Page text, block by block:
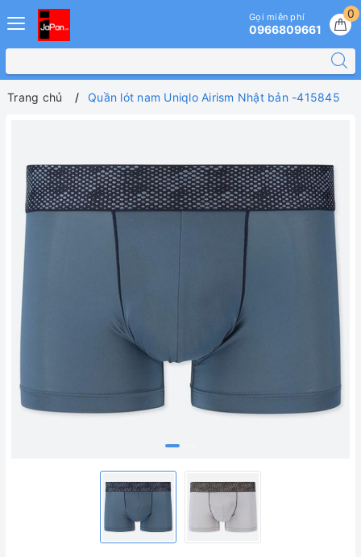
0
Gọi miễn phí
0966809661
Trang chủ Quần lót nam Uniqlo Airism Nhật bản -415845